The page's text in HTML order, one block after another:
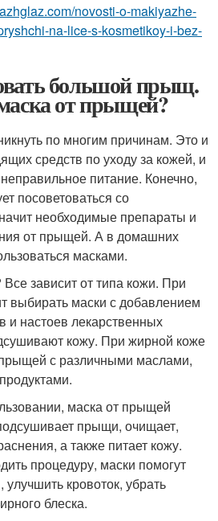
novosti-o-makiyazhe-
na-lice-s-kosmetikoy-i-bez-
большой прыщ.
от прыщей?
по многим причинам. Это и
средств по уходу за кожей, и
питание. Конечно,
посоветоваться со
необходимые препараты и
от прыщей. А в домашних
масками.
зависит от типа кожи. При
выбирать маски с добавлением
и настоев лекарственных
кожу. При жирной коже
с различными маслами,
маска от прыщей
прыщи, очищает,
а также питает кожу.
процедуру, маски помогут
кровоток, убрать
блеска.